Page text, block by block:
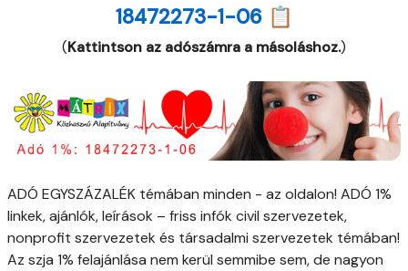
18472273-1-06 📋
(Kattintson az adószámra a másoláshoz.)
ADÓ EGYSZÁZALÉK témában minden - az oldalon! ADÓ 1%
linkek, ajánlók, leírások – friss infók civil szervezetek,
nonprofit szervezetek és társadalmi szervezetek témában!
Az szja 1% felajánlása nem kerül semmibe sem, de nagyon